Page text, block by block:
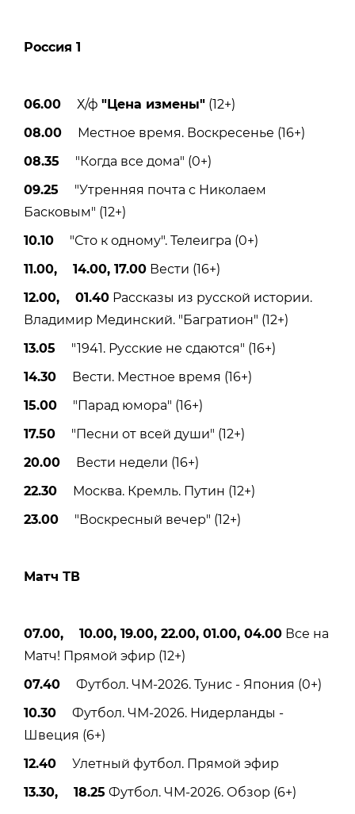
Россия 1
06.00 Х/ф "Цена измены" (12+)
08.00 Местное время. Воскресенье (16+)
08.35 "Когда все дома" (0+)
09.25 "Утренняя почта с Николаем
Басковым" (12+)
10.10 "Сто к одному". Телеигра (0+)
11.00, 14.00, 17.00 Вести (16+)
12.00, 01.40 Рассказы из русской истории.
Владимир Мединский. "Багратион" (12+)
13.05 "1941. Русские не сдаются" (16+)
14.30 Вести. Местное время (16+)
15.00 "Парад юмора" (16+)
17.50 "Песни от всей души" (12+)
20.00 Вести недели (16+)
22.30 Москва. Кремль. Путин (12+)
23.00 "Воскресный вечер" (12+)
Матч ТВ
07.00, 10.00, 19.00, 22.00, 01.00, 04.00 Все на
Матч! Прямой эфир (12+)
07.40 Футбол. ЧМ-2026. Тунис - Япония (0+)
10.30 Футбол. ЧМ-2026. Нидерланды -
Швеция (6+)
12.40 Улетный футбол. Прямой эфир
13.30, 18.25 Футбол. ЧМ-2026. Обзор (6+)